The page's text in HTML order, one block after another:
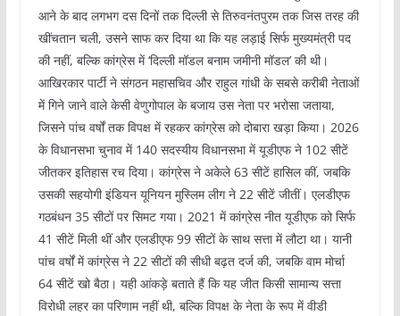
आने के बाद लगभग दस दिनों तक दिल्ली से तिरुवनंतपुरम तक जिस तरह की
खींचतान चली, उसने साफ कर दिया था कि यह लड़ाई सिर्फ मुख्यमंत्री पद
की नहीं, बल्कि कांग्रेस में ‘दिल्ली मॉडल बनाम जमीनी मॉडल’ की थी।
आखिरकार पार्टी ने संगठन महासचिव और राहुल गांधी के सबसे करीबी नेताओं
में गिने जाने वाले केसी वेणुगोपाल के बजाय उस नेता पर भरोसा जताया,
जिसने पांच वर्षों तक विपक्ष में रहकर कांग्रेस को दोबारा खड़ा किया। 2026
के विधानसभा चुनाव में 140 सदस्यीय विधानसभा में यूडीएफ ने 102 सीटें
जीतकर इतिहास रच दिया। कांग्रेस ने अकेले 63 सीटें हासिल कीं, जबकि
उसकी सहयोगी इंडियन यूनियन मुस्लिम लीग ने 22 सीटें जीतीं। एलडीएफ
गठबंधन 35 सीटों पर सिमट गया। 2021 में कांग्रेस नीत यूडीएफ को सिर्फ
41 सीटें मिली थीं और एलडीएफ 99 सीटों के साथ सत्ता में लौटा था। यानी
पांच वर्षों में कांग्रेस ने 22 सीटों की सीधी बढ़त दर्ज की, जबकि वाम मोर्चा
64 सीटें खो बैठा। यही आंकड़े बताते हैं कि यह जीत किसी सामान्य सत्ता
विरोधी लहर का परिणाम नहीं थी, बल्कि विपक्ष के नेता के रूप में वीडी